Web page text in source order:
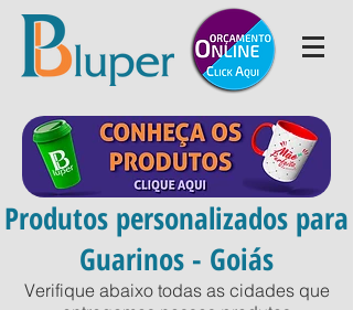
Produtos personalizados para
Guarinos - Goiás
Verifique abaixo todas as cidades que